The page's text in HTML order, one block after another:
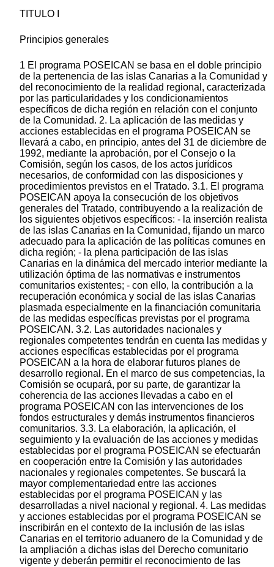
TITULO I
Principios generales
1 El programa POSEICAN se basa en el doble principio
de la pertenencia de las islas Canarias a la Comunidad y
del reconocimiento de la realidad regional, caracterizada
por las particularidades y los condicionamientos
específicos de dicha región en relación con el conjunto
de la Comunidad. 2. La aplicación de las medidas y
acciones establecidas en el programa POSEICAN se
llevará a cabo, en principio, antes del 31 de diciembre de
1992, mediante la aprobación, por el Consejo o la
Comisión, según los casos, de los actos jurídicos
necesarios, de conformidad con las disposiciones y
procedimientos previstos en el Tratado. 3.1. El programa
POSEICAN apoya la consecución de los objetivos
generales del Tratado, contribuyendo a la realización de
los siguientes objetivos específicos: - la inserción realista
de las islas Canarias en la Comunidad, fijando un marco
adecuado para la aplicación de las políticas comunes en
dicha región; - la plena participación de las islas
Canarias en la dinámica del mercado interior mediante la
utilización óptima de las normativas e instrumentos
comunitarios existentes; - con ello, la contribución a la
recuperación económica y social de las islas Canarias
plasmada especialmente en la financiación comunitaria
de las medidas específicas previstas por el programa
POSEICAN. 3.2. Las autoridades nacionales y
regionales competentes tendrán en cuenta las medidas y
acciones específicas establecidas por el programa
POSEICAN a la hora de elaborar futuros planes de
desarrollo regional. En el marco de sus competencias, la
Comisión se ocupará, por su parte, de garantizar la
coherencia de las acciones llevadas a cabo en el
programa POSEICAN con las intervenciones de los
fondos estructurales y demás instrumentos financieros
comunitarios. 3.3. La elaboración, la aplicación, el
seguimiento y la evaluación de las acciones y medidas
establecidas por el programa POSEICAN se efectuarán
en cooperación entre la Comisión y las autoridades
nacionales y regionales competentes. Se buscará la
mayor complementariedad entre las acciones
establecidas por el programa POSEICAN y las
desarrolladas a nivel nacional y regional. 4. Las medidas
y acciones establecidas por el programa POSEICAN se
inscribirán en el contexto de la inclusión de las islas
Canarias en el territorio aduanero de la Comunidad y de
la ampliación a dichas islas del Derecho comunitario
vigente y deberán permitir el reconocimiento de las